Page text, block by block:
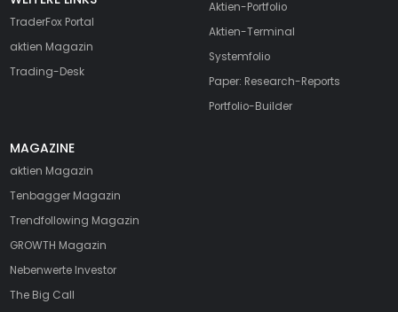
TraderFox Portal
aktien Magazin
Trading-Desk
Aktien-Portfolio
Aktien-Terminal
Systemfolio
Paper: Research-Reports
Portfolio-Builder
MAGAZINE
aktien Magazin
Tenbagger Magazin
Trendfollowing Magazin
GROWTH Magazin
Nebenwerte Investor
The Big Call